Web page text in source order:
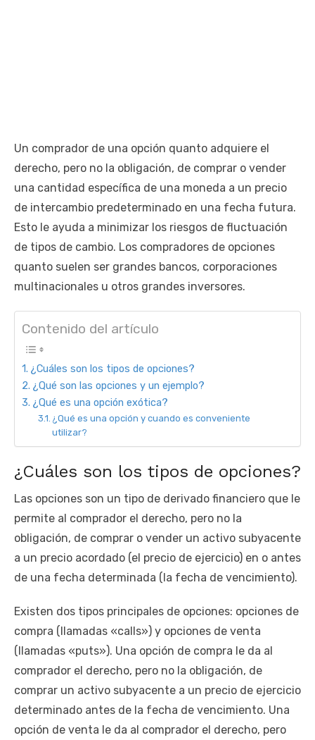
Un comprador de una opción quanto adquiere el
derecho, pero no la obligación, de comprar o vender
una cantidad específica de una moneda a un precio
de intercambio predeterminado en una fecha futura.
Esto le ayuda a minimizar los riesgos de fluctuación
de tipos de cambio. Los compradores de opciones
quanto suelen ser grandes bancos, corporaciones
multinacionales u otros grandes inversores.
Contenido del artículo
¿Cuáles son los tipos de opciones?
¿Qué son las opciones y un ejemplo?
¿Qué es una opción exótica?
¿Qué es una opción y cuando es conveniente
utilizar?
¿Cuáles son los tipos de opciones?
Las opciones son un tipo de derivado financiero que le
permite al comprador el derecho, pero no la
obligación, de comprar o vender un activo subyacente
a un precio acordado (el precio de ejercicio) en o antes
de una fecha determinada (la fecha de vencimiento).
Existen dos tipos principales de opciones: opciones de
compra (llamadas «calls») y opciones de venta
(llamadas «puts»). Una opción de compra le da al
comprador el derecho, pero no la obligación, de
comprar un activo subyacente a un precio de ejercicio
determinado antes de la fecha de vencimiento. Una
opción de venta le da al comprador el derecho, pero